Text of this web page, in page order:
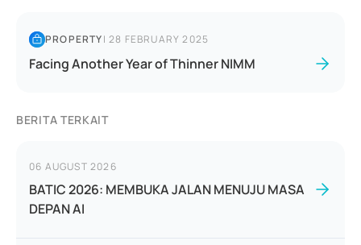
PROPERTY|28 FEBRUARY 2025
Facing Another Year of Thinner NIMM
BERITA TERKAIT
06 AUGUST 2026
BATIC 2026: MEMBUKA JALAN MENUJU MASA
DEPAN AI